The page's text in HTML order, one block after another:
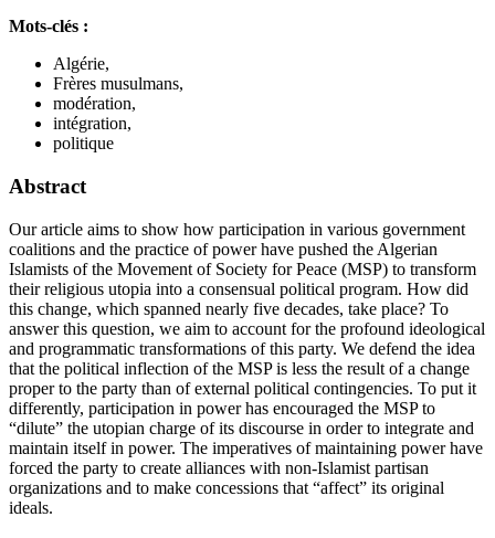
Mots-clés :
Algérie,
Frères musulmans,
modération,
intégration,
politique
Abstract
Our article aims to show how participation in various government
coalitions and the practice of power have pushed the Algerian
Islamists of the Movement of Society for Peace (MSP) to transform
their religious utopia into a consensual political program. How did
this change, which spanned nearly five decades, take place? To
answer this question, we aim to account for the profound ideological
and programmatic transformations of this party. We defend the idea
that the political inflection of the MSP is less the result of a change
proper to the party than of external political contingencies. To put it
differently, participation in power has encouraged the MSP to
“dilute” the utopian charge of its discourse in order to integrate and
maintain itself in power. The imperatives of maintaining power have
forced the party to create alliances with non-Islamist partisan
organizations and to make concessions that “affect” its original
ideals.